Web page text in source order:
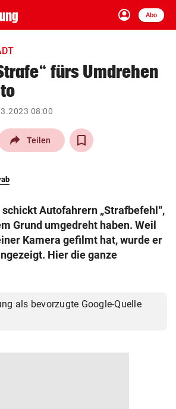
account_circle
Anmelden
Abo
close Schließen
arrow_right
fürs Umdrehen
08:00
Teilen
Autofahrern „Strafbefehl“,
Grund umgedreht haben. Weil
Kamera gefilmt hat, wurde er
Hier die ganze
als bevorzugte Google-Quelle